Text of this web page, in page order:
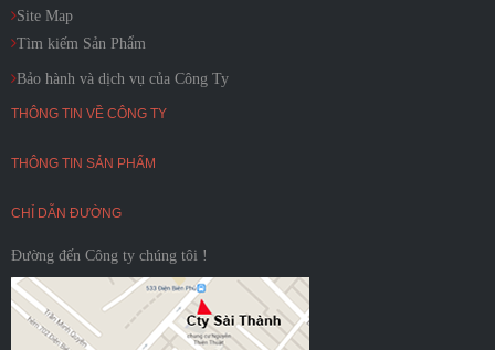
Site Map
Tìm kiếm Sản Phẩm
Bảo hành và dịch vụ của Công Ty
THÔNG TIN VỀ CÔNG TY
THÔNG TIN SẢN PHẨM
CHỈ DẪN ĐƯỜNG
Đường đến Công ty chúng tôi !